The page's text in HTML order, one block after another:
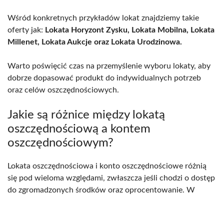
Wśród konkretnych przykładów lokat znajdziemy takie
oferty jak: Lokata Horyzont Zysku, Lokata Mobilna, Lokata
Millenet, Lokata Aukcje oraz Lokata Urodzinowa.
Warto poświęcić czas na przemyślenie wyboru lokaty, aby
dobrze dopasować produkt do indywidualnych potrzeb
oraz celów oszczędnościowych.
Jakie są różnice między lokatą
oszczędnościową a kontem
oszczędnościowym?
Lokata oszczędnościowa i konto oszczędnościowe różnią
się pod wieloma względami, zwłaszcza jeśli chodzi o dostęp
do zgromadzonych środków oraz oprocentowanie. W